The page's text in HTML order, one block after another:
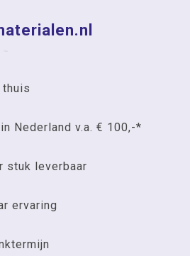
Nederland v.a. € 100,-*
stuk leverbaar
ervaring